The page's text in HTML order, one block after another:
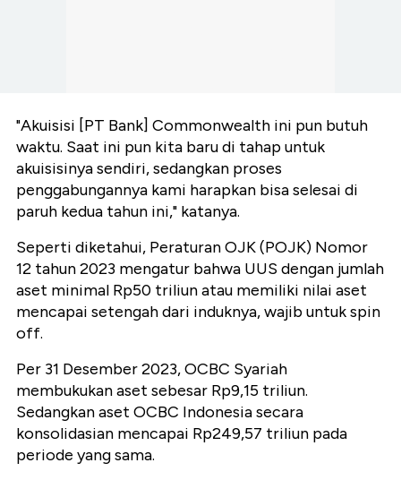
"Akuisisi [PT Bank] Commonwealth ini pun butuh
waktu. Saat ini pun kita baru di tahap untuk
akuisisinya sendiri, sedangkan proses
penggabungannya kami harapkan bisa selesai di
paruh kedua tahun ini," katanya.
Seperti diketahui, Peraturan OJK (POJK) Nomor
12 tahun 2023 mengatur bahwa UUS dengan jumlah
aset minimal Rp50 triliun atau memiliki nilai aset
mencapai setengah dari induknya, wajib untuk spin
off.
Per 31 Desember 2023, OCBC Syariah
membukukan aset sebesar Rp9,15 triliun.
Sedangkan aset OCBC Indonesia secara
konsolidasian mencapai Rp249,57 triliun pada
periode yang sama.